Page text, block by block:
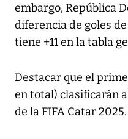
embargo, República
diferencia de goles
tiene +11 en la tabla
Destacar que el
en total) clasificarán
de la FIFA Catar 2025.